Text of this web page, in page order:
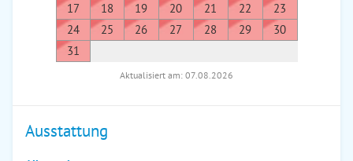
17
18 19 20 21 22
23
24
25 26 27 28 29
30
31
Aktualisiert am: 07.08.2026
Ausstattung